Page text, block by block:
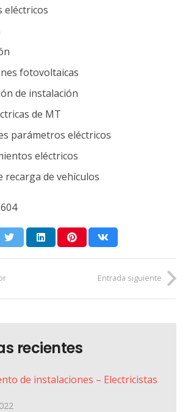
eléctricos
fotovoltaicas
de instalación
de MT
parámetros eléctricos
eléctricos
recarga de vehículos
604
Entrada siguiente
recientes
de instalaciones – Electricistas